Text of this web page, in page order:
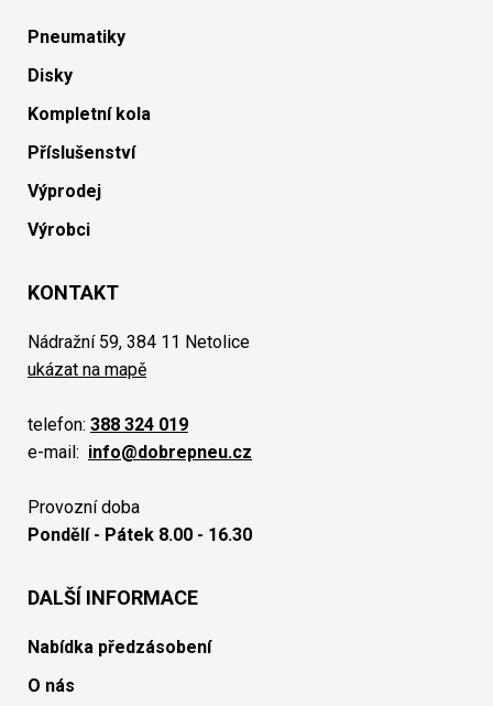
Pneumatiky
Disky
Kompletní kola
Příslušenství
Výprodej
Výrobci
KONTAKT
Nádražní 59, 384 11 Netolice
ukázat na mapě
telefon: 388 324 019
e-mail: info@dobrepneu.cz
Provozní doba
Pondělí - Pátek 8.00 - 16.30
DALŠÍ INFORMACE
Nabídka předzásobení
O nás